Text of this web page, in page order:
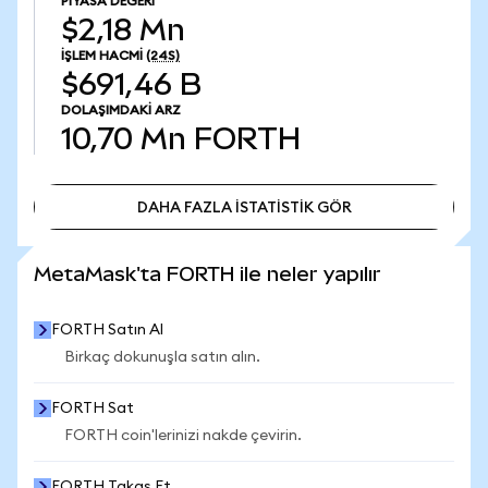
$2,18 Mn
İŞLEM HACMI (24S)
$691,46 B
DOLAŞIMDAKI ARZ
10,70 Mn FORTH
DAHA FAZLA İSTATİSTİK GÖR
MetaMask'ta FORTH ile neler yapılır
FORTH Satın Al
Birkaç dokunuşla satın alın.
FORTH Sat
FORTH coin'lerinizi nakde çevirin.